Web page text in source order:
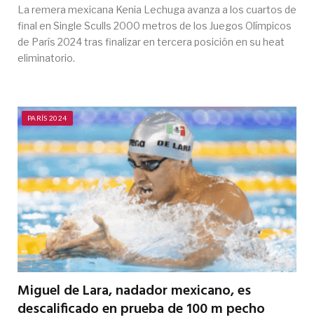
La remera mexicana Kenia Lechuga avanza a los cuartos de
final en Single Sculls 2000 metros de los Juegos Olímpicos
de París 2024 tras finalizar en tercera posición en su heat
eliminatorio.
PARÍS 2024
Miguel de Lara, nadador mexicano, es
descalificado en prueba de 100 m pecho